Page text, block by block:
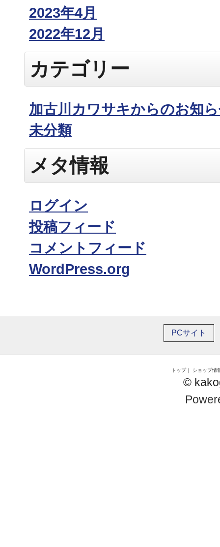
2023年4月
2022年12月
カテゴリー
加古川カワサキからのお知
未分類
メタ情報
ログイン
投稿フィード
コメントフィード
WordPress.org
PCサイト
トップ｜ ショップ情
©